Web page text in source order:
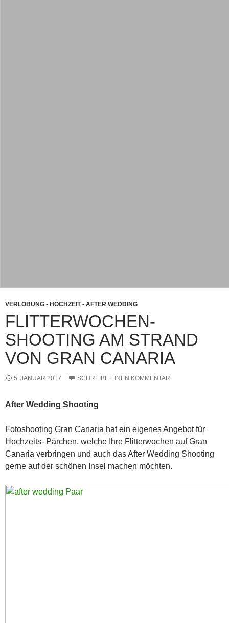
VERLOBUNG - HOCHZEIT - AFTER WEDDING
FLITTERWOCHEN-
SHOOTING AM STRAND
VON GRAN CANARIA
5. JANUAR 2017 SCHREIBE EINEN KOMMENTAR
After Wedding Shooting
Fotoshooting Gran Canaria hat ein eigenes Angebot für
Hochzeits- Pärchen, welche Ihre Flitterwochen auf Gran
Canaria verbringen und auch das After Wedding Shooting
gerne auf der schönen Insel machen möchten.